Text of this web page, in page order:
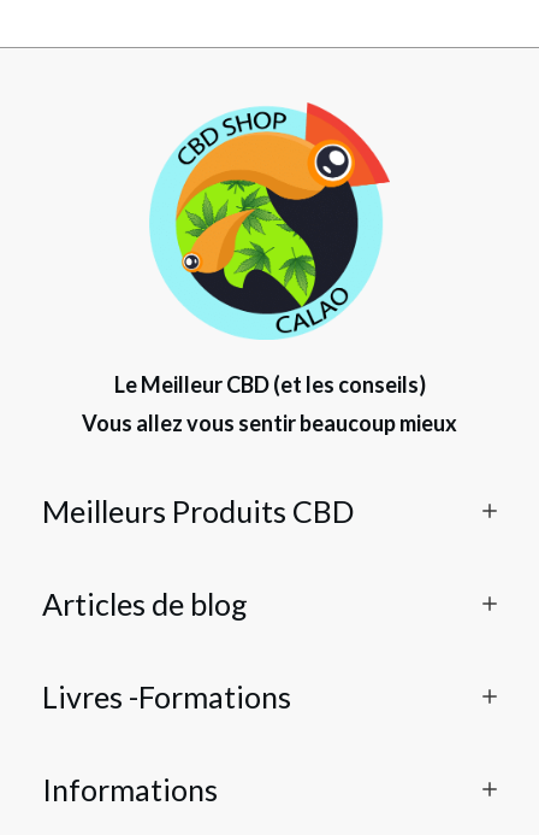
Le Meilleur CBD (et les conseils)
Vous allez vous sentir beaucoup mieux
Meilleurs Produits CBD
Articles de blog
Livres -Formations
Informations